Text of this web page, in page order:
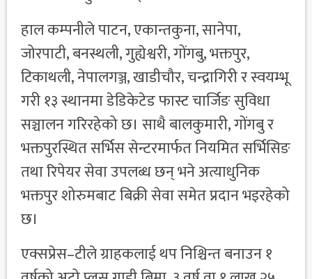
हाल कम्पनीले पाटन, एकान्तकुना, सानेपा,
जोरपाटी, बनस्थली, गुह्येश्वरी, गोंगबु, भक्तपुर,
टिकाथली, नेपालगञ्ज, खाडीचौर, चन्द्रागिरी र स्वयम्भू
गरी १३ स्थानमा डेडिकेटेड फास्ट चार्जिङ सुविधा
सञ्चालन गरिरहेको छ। साथै बालकुमारी, गोंगबु र
भक्तपुरस्थित सर्भिस सेन्टरमार्फत नियमित सर्भिसिङ
तथा रिपेयर सेवा उपलब्ध छन् भने अत्याधुनिक
भक्तपुर शोरुमबाट बिक्री सेवा समेत प्रदान भइरहेको
छ।
एक्सप्रेस–टीले ग्राहकलाई थप निश्चिन्त बनाउन १